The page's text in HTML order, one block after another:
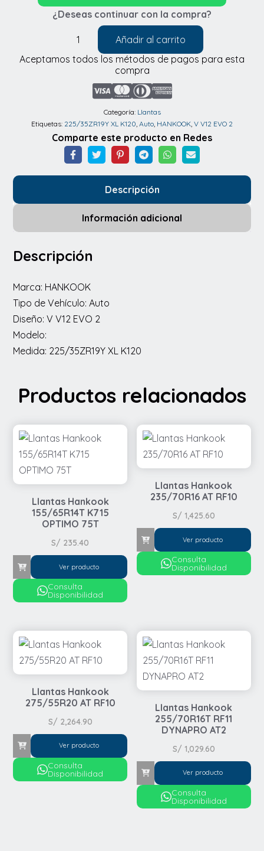
¿Deseas continuar con la compra?
Llantas
Hankook
V
V12
EVO
2
Añadir al carrito
Categoría: Llantas
Etiquetas: 225/35ZR19Y XL K120, Auto, HANKOOK, V V12 EVO 2
Aceptamos todos los métodos de pagos para esta
compra
Comparte este producto en Redes
Descripción
Información adicional
Descripción
Marca: HANKOOK
Tipo de Vehículo: Auto
Diseño: V V12 EVO 2
Modelo:
Medida: 225/35ZR19Y XL K120
Productos relacionados
Llantas Hankook
155/65R14T K715
OPTIMO 75T
S/ 235.40
Ver producto
Consulta
Disponibilidad
Llantas Hankook
235/70R16 AT RF10
S/ 1,425.60
Ver producto
Consulta
Disponibilidad
Llantas Hankook
275/55R20 AT RF10
S/ 2,264.90
Ver producto
Consulta
Disponibilidad
Llantas Hankook
255/70R16T RF11
DYNAPRO AT2
S/ 1,029.60
Ver producto
Consulta
Disponibilidad